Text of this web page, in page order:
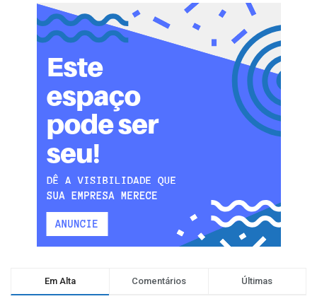
Em Alta Comentários Últimas